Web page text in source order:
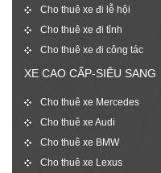
Cho thuê xe đi lễ hội
Cho thuê xe đi tỉnh
Cho thuê xe đi công tác
XE CAO CẤP-SIÊU SANG
Cho thuê xe Mercedes
Cho thuê xe Audi
Cho thuê xe BMW
Cho thuê xe Lexus